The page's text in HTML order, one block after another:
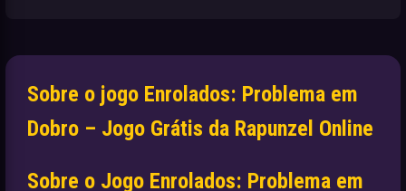
Sobre o jogo Enrolados: Problema em
Dobro – Jogo Grátis da Rapunzel Online
Sobre o Jogo Enrolados: Problema em